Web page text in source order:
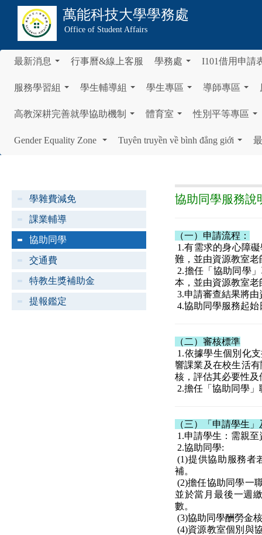
萬能科技大學學務處
Office of Student Affairs
最新消息 行事曆&線上客服 學務處 I101借用申請
服務學習組 學生輔導組 學生專區 導師專區
高教深耕完善就學協助機制 體育室 性別平等專區
Gender Equality Zone
Tuyên truyền về bình đẳng giới
學雜費減免
課業輔導
協助同學
交通費
特教生獎補助金
提報鑑定
協助同學服務說
（一）申請流程：
1.有需求的身心障
難，並由資源教室老
2.擔任「協助同學
本，並由資源教室老
3.申請審查結果將
4.協助同學服務起
（二）審核標準
1.依據學生個別化
響課業及在校生活
核，評估其必要性
2.擔任「協助同學
（三）「申請學生
1.申請學生：需親
2.協助同學:
(1)提供協助服務者
補。
(2)擔任協助同學一
並於當月最後一週
數。
(3)協助同學酬勞金
(4)資源教室個別與